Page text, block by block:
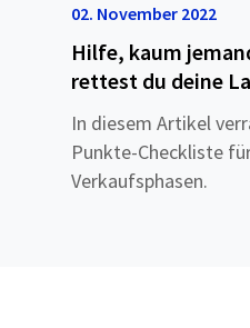
02. November 2022
Hilfe, kaum
rettest du deine
In diesem Artikel
Punkte-Checkliste
Verkaufsphasen.